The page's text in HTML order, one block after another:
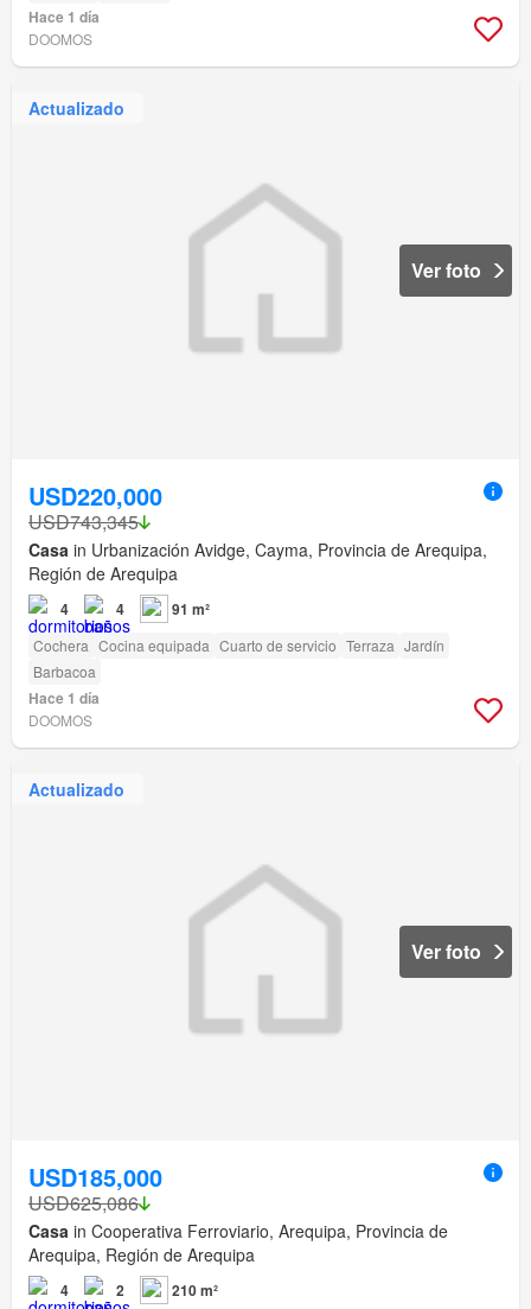
Hace 1 día
DOOMOS
Actualizado
Ver foto
USD220,000
USD743,345
Casa in Urbanización Avidge, Cayma, Provincia de Arequipa,
Región de Arequipa
4 4 91 m²
Cochera Cocina equipada Cuarto de servicio Terraza Jardín
Barbacoa
Hace 1 día
DOOMOS
Actualizado
Ver foto
USD185,000
USD625,086
Casa in Cooperativa Ferroviario, Arequipa, Provincia de
Arequipa, Región de Arequipa
4 2 210 m²